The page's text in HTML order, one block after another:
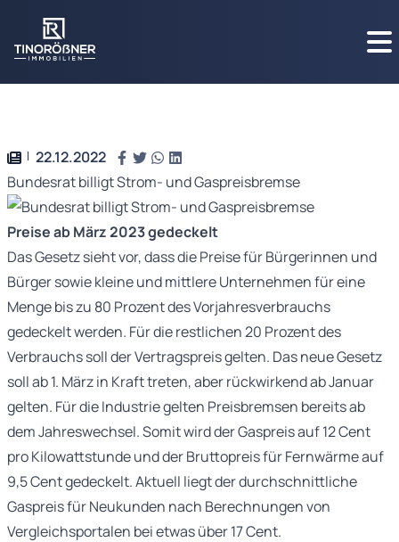
22.12.2022
Bundesrat billigt Strom- und Gaspreisbremse
Preise ab März 2023 gedeckelt
Das Gesetz sieht vor, dass die Preise für Bürgerinnen und
Bürger sowie kleine und mittlere Unternehmen für eine
Menge bis zu 80 Prozent des Vorjahresverbrauchs
gedeckelt werden. Für die restlichen 20 Prozent des
Verbrauchs soll der Vertragspreis gelten. Das neue Gesetz
soll ab 1. März in Kraft treten, aber rückwirkend ab Januar
gelten. Für die Industrie gelten Preisbremsen bereits ab
dem Jahreswechsel. Somit wird der Gaspreis auf 12 Cent
pro Kilowattstunde und der Bruttopreis für Fernwärme auf
9,5 Cent gedeckelt. Aktuell liegt der durchschnittliche
Gaspreis für Neukunden nach Berechnungen von
Vergleichsportalen bei etwas über 17 Cent.